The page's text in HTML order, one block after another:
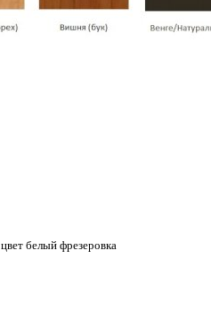
цвет белый фрезеровка